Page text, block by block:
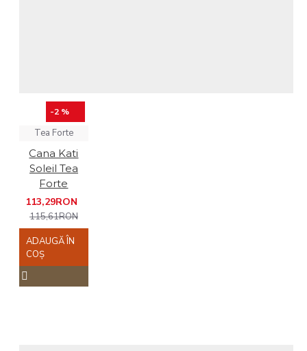
-2 %
Tea Forte
Cana Kati
Soleil Tea
Forte
113,29RON
115,61RON
ADAUGĂ ÎN
COŞ